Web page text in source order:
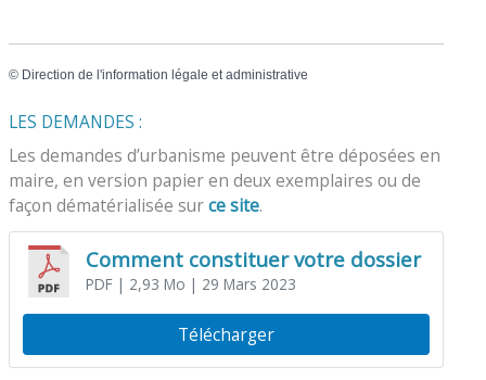
© Direction de l'information légale et administrative
LES DEMANDES :
Les demandes d’urbanisme peuvent être déposées en
maire, en version papier en deux exemplaires ou de
façon dématérialisée surce site.
Comment constituer votre dossier
PDF| 2,93 Mo | 29 Mars 2023
Télécharger